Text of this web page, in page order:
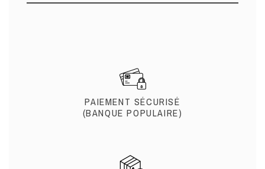
PAIEMENT SÉCURISÉ
(BANQUE POPULAIRE)